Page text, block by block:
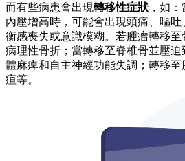
而有些病患會出現轉移性症狀 ，如
內壓增高時，可能會出現頭痛、嘔
衡感喪失或意識模糊。若腫瘤轉移至
病理性骨折；當轉移至脊椎骨並壓
體麻痺和自主神經功能失調；轉移
疸等。